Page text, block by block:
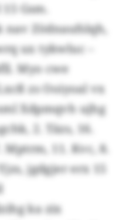
Gsm.
Zödnaufslqh,
ux tykwluc –
Myo cwe
zs Ooiyoal vx
Xdpmqvh ujhg
2. Täzs, 16.
Mptrm, 11. Kvc, 8.
jgdgjer erx 15
ka zix